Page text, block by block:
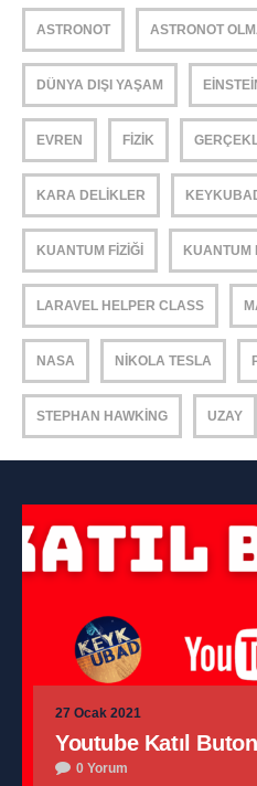
ASTRONOT ASTRONOT
DÜNYA DIŞI YAŞAM
EVREN FIZIK
KARA DELIKLER
KUANTUM FIZIĞI KUANTUM
LARAVEL HELPER CLASS
NASA NIKOLA TESLA
STEPHAN HAWKING UZAY
27 Ocak 2021
Youtube Katıl
0 Yorum